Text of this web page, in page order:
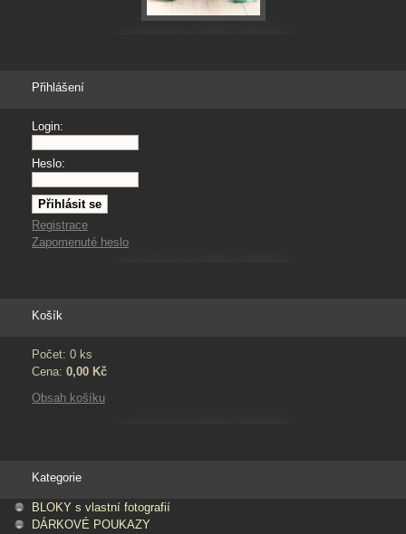
Přihlášení
Login:
Heslo:
Registrace
Zapomenuté heslo
Košík
Počet: 0 ks
Cena: 0,00 Kč
Obsah košíku
Kategorie
BLOKY s vlastní fotografií
DÁRKOVÉ POUKAZY